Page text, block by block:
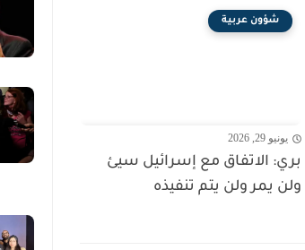
شؤون عربية
يونيو 29, 2026
بري: الاتفاق مع إسرائيل سيئ
ولن يمر ولن يتم تنفيذه